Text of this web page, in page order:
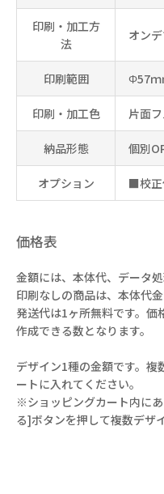
印刷・加工方
法
オン
印刷範囲 Φ57ｍ
印刷・加工色 片面
納品形態 個別
オプション ■校正
価格表
金額には、本体代、データ
印刷なしの商品は、本体代金
発送代は1ヶ所無料です。価
作成できる数となります。
デザイン1種の金額です。複
ートに入れてください。
※ショッピングカート内に
る]ボタンを押して複数デザ